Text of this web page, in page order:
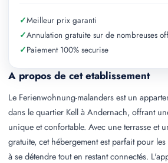
A propos de cet etablissement
Le Ferienwohnung-malanders est un
dans le quartier Kell à Andernach, offrant
unique et confortable. Avec une terrasse et
gratuite, cet hébergement est parfait pour
à se détendre tout en restant connectés.
✓Meilleur prix garanti
✓Annulation gratuite sur de nombreuses
✓Paiement 100% securise